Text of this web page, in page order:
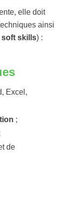
elle doit
ainsi
soft skills) :
Excel,
;
de